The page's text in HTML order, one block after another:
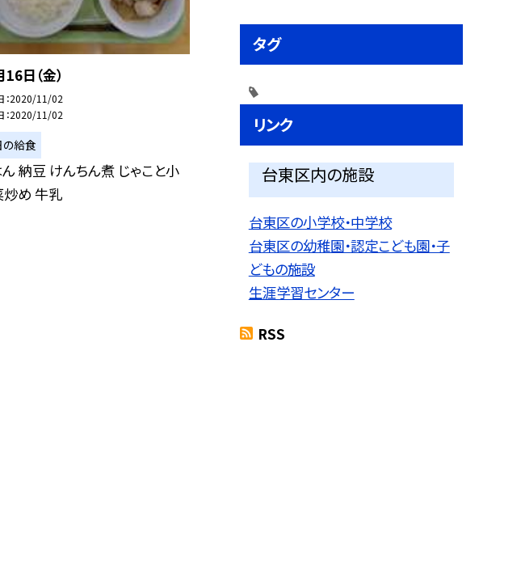
日（金）
2020/11/02
2020/11/02
給食
納豆 けんちん煮 じゃこと小
炒め 牛乳
タグ
リンク
台東区内の施設
台東区の小学校・中学校
台東区の幼稚園・認定こども園・子
どもの施設
生涯学習センター
RSS